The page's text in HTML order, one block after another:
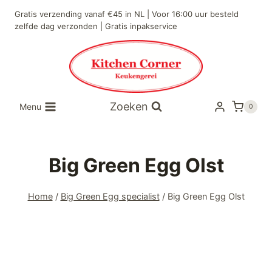
Gratis verzending vanaf €45 in NL | Voor 16:00 uur besteld
zelfde dag verzonden | Gratis inpakservice
Menu Zoeken 0
Big Green Egg Olst
Home / Big Green Egg specialist / Big Green Egg Olst